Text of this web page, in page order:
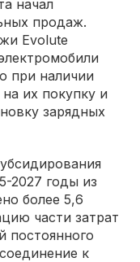
начал
продаж.
Evolute
при наличии
их покупку и
зарядных
2027 годы из
более 5,6
части затрат
постоянного
к